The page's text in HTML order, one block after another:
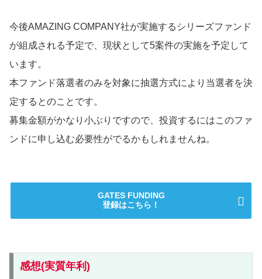
今後AMAZING COMPANY社が実施するシリーズファンド
が組成される予定で、現状として5案件の実施を予定して
います。
本ファンド落選者のみを対象に抽選方式により当選者を決
定するとのことです。
募集金額がかなり小ぶりですので、投資するにはこのファ
ンドに申し込む必要性がでるかもしれませんね。
GATES FUNDING
登録はこちら！
感想(実質年利)